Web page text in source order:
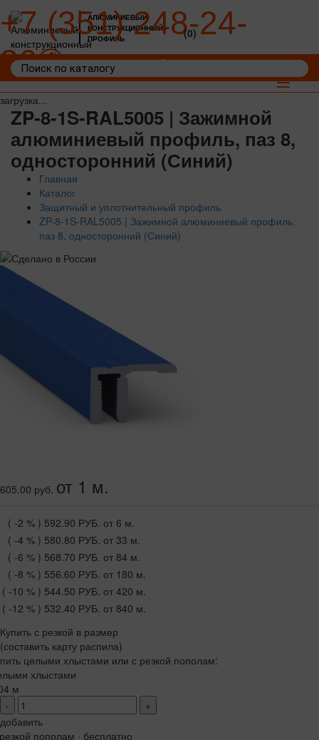
загрузка...
АЛЮМИНИЕВЫЙ
КОНСТРУКЦИОННЫЙ
ПРОФИЛЬ
+7 (351) 248-24-
36
(0)
Toggle
ZP-8-1S-RAL5005 | Зажимной
алюминиевый профиль, паз 8,
односторонний (Синий)
Главная
Каталог
Защитный и уплотнительный профиль
ZP-8-1S-RAL5005 | Зажимной алюминиевый профиль,
паз 8, односторонний (Синий)
605.00 руб. от 1 м.
( -2 % ) 592.90 РУБ. от 6 м.
( -4 % ) 580.80 РУБ. от 33 м.
( -6 % ) 568.70 РУБ. от 84 м.
( -8 % ) 556.60 РУБ. от 180 м.
( -10 % ) 544.50 РУБ. от 420 м.
( -12 % ) 532.40 РУБ. от 840 м.
Купить с резкой в размер
(составить карту распила)
целыми хлыстами или с резкой пополам:
хлыстами
м
-
+
добавить
пополам · бесплатно